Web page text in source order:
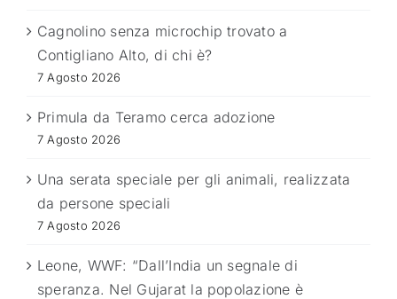
Cagnolino senza microchip trovato a
Contigliano Alto, di chi è?
7 Agosto 2026
Primula da Teramo cerca adozione
7 Agosto 2026
Una serata speciale per gli animali, realizzata
da persone speciali
7 Agosto 2026
Leone, WWF: “Dall’India un segnale di
speranza. Nel Gujarat la popolazione è